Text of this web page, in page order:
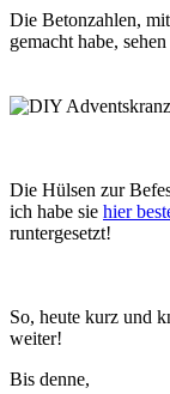
Die Betonzahlen,
gemacht habe,
Die Hülsen zur
ich habe sie hier
runtergesetzt!
So, heute kurz und
weiter!
Bis denne,